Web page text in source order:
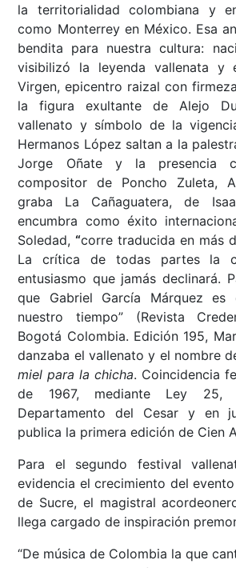
la territorialidad colombiana y
como Monterrey en México. Esa
bendita para nuestra cultura:
visibilizó la leyenda vallenata y
Virgen, epicentro raizal con
la figura exultante de Alejo
vallenato y símbolo de la
Hermanos López saltan a la
Jorge Oñate y la presencia
compositor de Poncho Zuleta,
graba La Cañaguatera, de
encumbra como éxito
Soledad,“corre traducida en más
La crítica de todas partes la
entusiasmo que jamás declinará.
que Gabriel García Márquez es
nuestro tiempo” (Revista
Bogotá Colombia. Edición 195,
danzaba el vallenato y el nombre
miel para la chicha. Coincidencia
de 1967, mediante Ley
Departamento del Cesar y en
publica la primera edición de Cien
Para el segundo festival
evidencia el crecimiento del
de Sucre, el magistral
llega cargado de inspiración
“De música de Colombia la que